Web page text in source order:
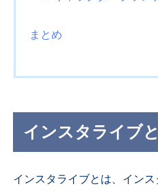
まとめ
インスタライブ
インスタライブとは、イン